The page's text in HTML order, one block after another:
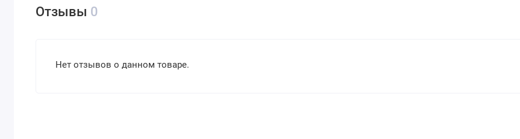
Отзывы 0
Нет отзывов о данном товаре.